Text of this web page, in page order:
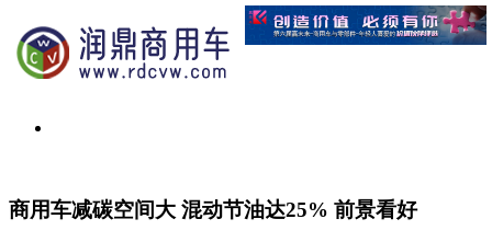
商用车减碳空间大 混动节油达25% 前景看好